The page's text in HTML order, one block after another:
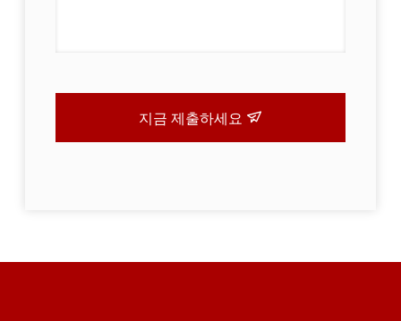
지금 제출하세요